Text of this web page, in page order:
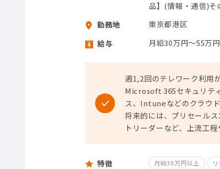
品】(情報・通信)
勤務地
東京都港区
給与
月給30万円～55万
週1,2回のテレワーク利用
Microsoft 365セキュリテ
ス、Intuneなどのクラウ
将来的には、プリセール
トリーダーなど、上流工
特徴 月給30万円以上